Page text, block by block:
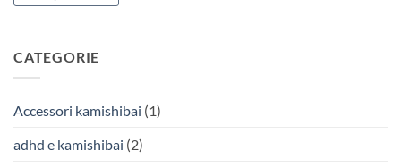
CATEGORIE
Accessori kamishibai (1)
adhd e kamishibai (2)